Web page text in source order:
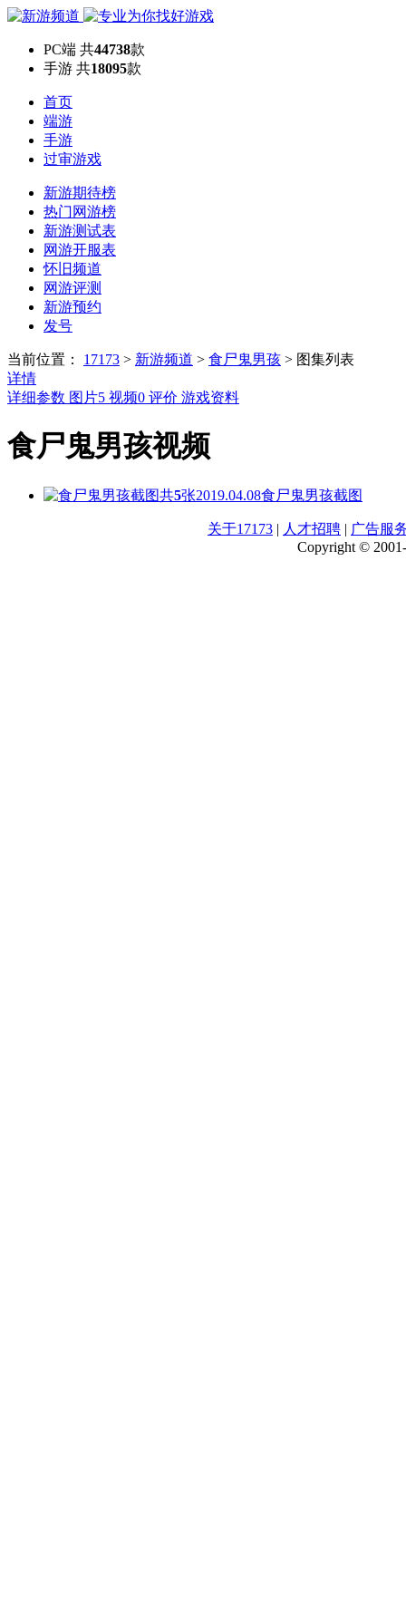
PC端 共44738款
手游 共18095款
首页
端游
手游
过审游戏
新游期待榜
热门网游榜
新游测试表
网游开服表
怀旧频道
网游评测
新游预约
发号
当前位置： 17173 > 新游频道 > 食尸鬼男孩 > 图集列表
详情
详细参数 图片5 视频0 评价 游戏资料
食尸鬼男孩视频
共5张2019.04.08食尸鬼男孩截图
关于17173 | 人才招聘 | 广告服
Copyright ©